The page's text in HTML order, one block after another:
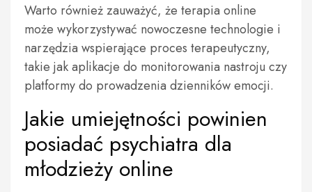
Warto również zauważyć, że terapia online
może wykorzystywać nowoczesne technologie i
narzędzia wspierające proces terapeutyczny,
takie jak aplikacje do monitorowania nastroju czy
platformy do prowadzenia dzienników emocji.
Jakie umiejętności powinien
posiadać psychiatra dla
młodzieży online